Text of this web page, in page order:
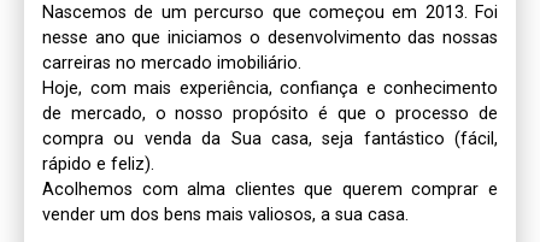
Nascemos de um percurso que começou em 2013. Foi
nesse ano que iniciamos o desenvolvimento das nossas
carreiras no mercado imobiliário.
Hoje, com mais experiência, confiança e conhecimento
de mercado, o nosso propósito é que o processo de
compra ou venda da Sua casa, seja fantástico (fácil,
rápido e feliz).
Acolhemos com alma clientes que querem comprar e
vender um dos bens mais valiosos, a sua casa.